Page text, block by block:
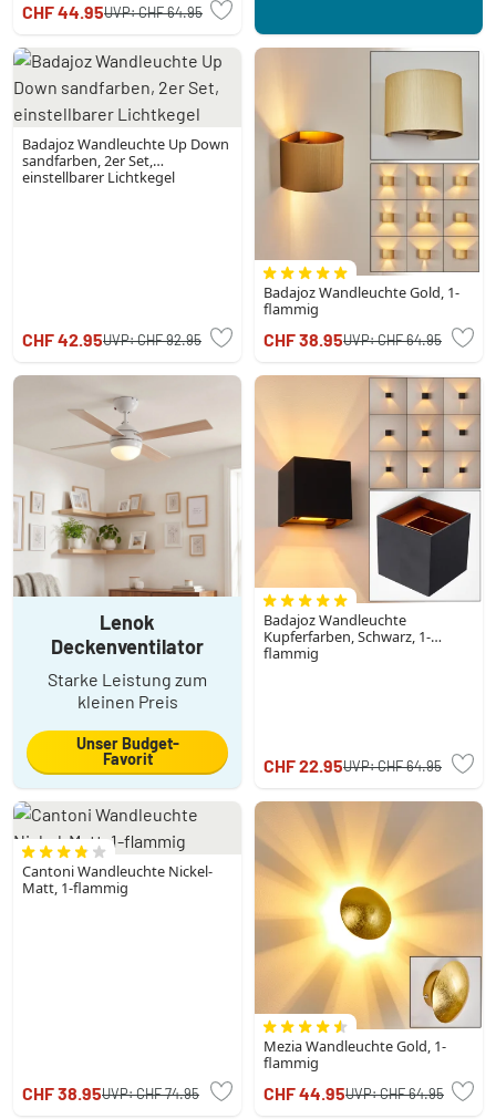
CHF 44.95UVP:CHF 64.95
Badajoz Wandleuchte Up Down
sandfarben, 2er Set,
einstellbarer Lichtkegel
CHF 42.95UVP:CHF 92.95
Badajoz Wandleuchte Gold, 1-
flammig
CHF 38.95UVP:CHF 64.95
Lenok
Deckenventilator
Starke Leistung zum
kleinen Preis
Unser Budget-
Favorit
Badajoz Wandleuchte
Kupferfarben, Schwarz, 1-
flammig
CHF 22.95UVP:CHF 64.95
Cantoni Wandleuchte Nickel-
Matt, 1-flammig
CHF 38.95UVP:CHF 74.95
Mezia Wandleuchte Gold, 1-
flammig
CHF 44.95UVP:CHF 64.95